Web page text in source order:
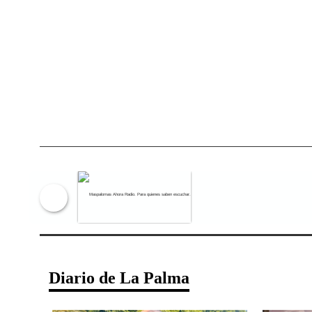
Diario de La Palma